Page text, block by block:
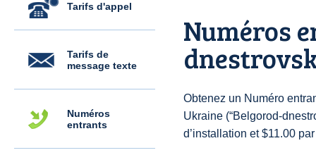
Tarifs d'appel
Tarifs de
message texte
Numéros
entrants
Numéros
Obtenez un Numéro
Ukraine (“Belgorod-
d’installation et $11.00